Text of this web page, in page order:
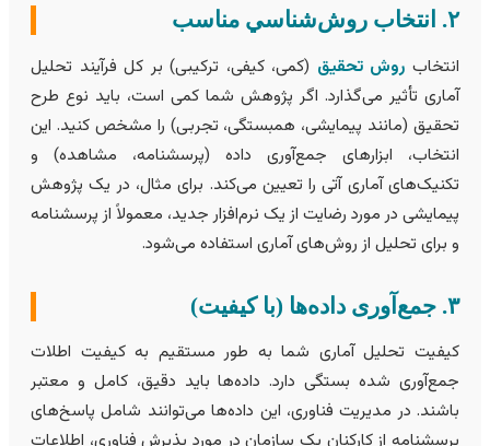
روش تحقیق(کمی، کیفی، ترکیبی) بر کل فرآیند تحلیل
تأثیر می‌گذارد. اگر پژوهش شما کمی است، باید نوع طرح
(مانند پیمایشی، همبستگی، تجربی) را مشخص کنید. این
ابزارهای جمع‌آوری داده (پرسشنامه، مشاهده) و
آماری آتی را تعیین می‌کند. برای مثال، در یک پژوهش
در مورد رضایت از یک نرم‌افزار جدید، معمولاً از پرسشنامه
برای تحلیل از روش‌های آماری استفاده می‌شود.
تحلیل آماری شما به طور مستقیم به کیفیت اطلات
شده بستگی دارد. داده‌ها باید دقیق، کامل و معتبر
در مدیریت فناوری، این داده‌ها می‌توانند شامل پاسخ‌های